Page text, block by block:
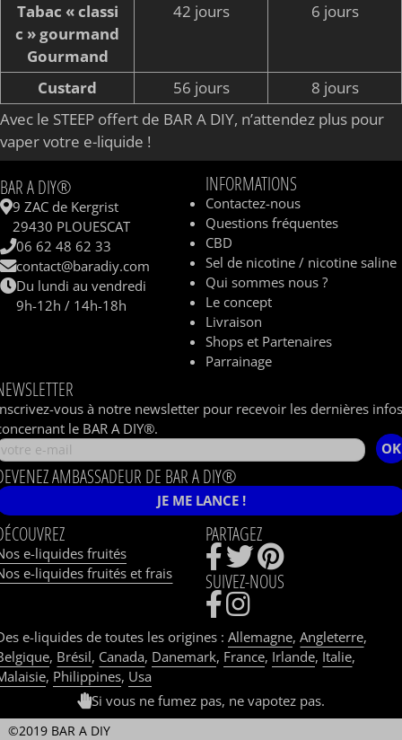
Tabac « classi
c » gourmand
Gourmand
42 jours 6 jours
Custard 56 jours
8 jours
Avec le STEEP offert de BAR A DIY, n’attendez plus pour
vaper votre e-liquide !
BAR A DIY®
9 ZAC de Kergrist
29430 PLOUESCAT
06 62 48 62 33
contact@baradiy.com
Du lundi au vendredi
9h-12h / 14h-18h
INFORMATIONS
Contactez-nous
Questions fréquentes
CBD
Sel de nicotine / nicotine saline
Qui sommes nous ?
Le concept
Livraison
Shops et Partenaires
Parrainage
vous à notre newsletter pour recevoir les dernières
le BAR A DIY®.
OK
AMBASSADEUR DE BAR A DIY®
JE ME LANCE !
e-liquides fruités
e-liquides fruités et frais
PARTAGEZ
SUIVEZ-NOUS
e-liquides de toutes les origines :Allemagne,Angleterre,
, Brésil, Canada, Danemark, France, Irlande, Italie,
, Philippines, Usa
Si vous ne fumez pas, ne vapotez pas.
©2019 BAR A DIY